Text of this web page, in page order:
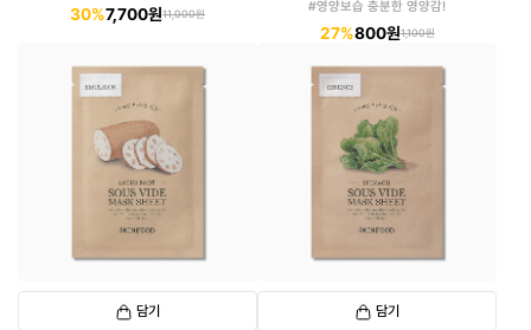
30%7,700원11,000원 #영양보습 충분한 영양감!
27%800원1,100원
담기 담기